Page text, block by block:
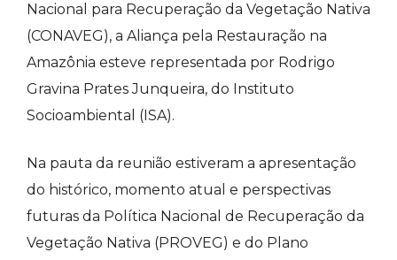
Nacional para Recuperação da Vegetação Nativa
(CONAVEG), a Aliança pela Restauração na
Amazônia esteve representada por Rodrigo
Gravina Prates Junqueira, do Instituto
Socioambiental (ISA).
Na pauta da reunião estiveram a apresentação
do histórico, momento atual e perspectivas
futuras da Política Nacional de Recuperação da
Vegetação Nativa (PROVEG) e do Plano